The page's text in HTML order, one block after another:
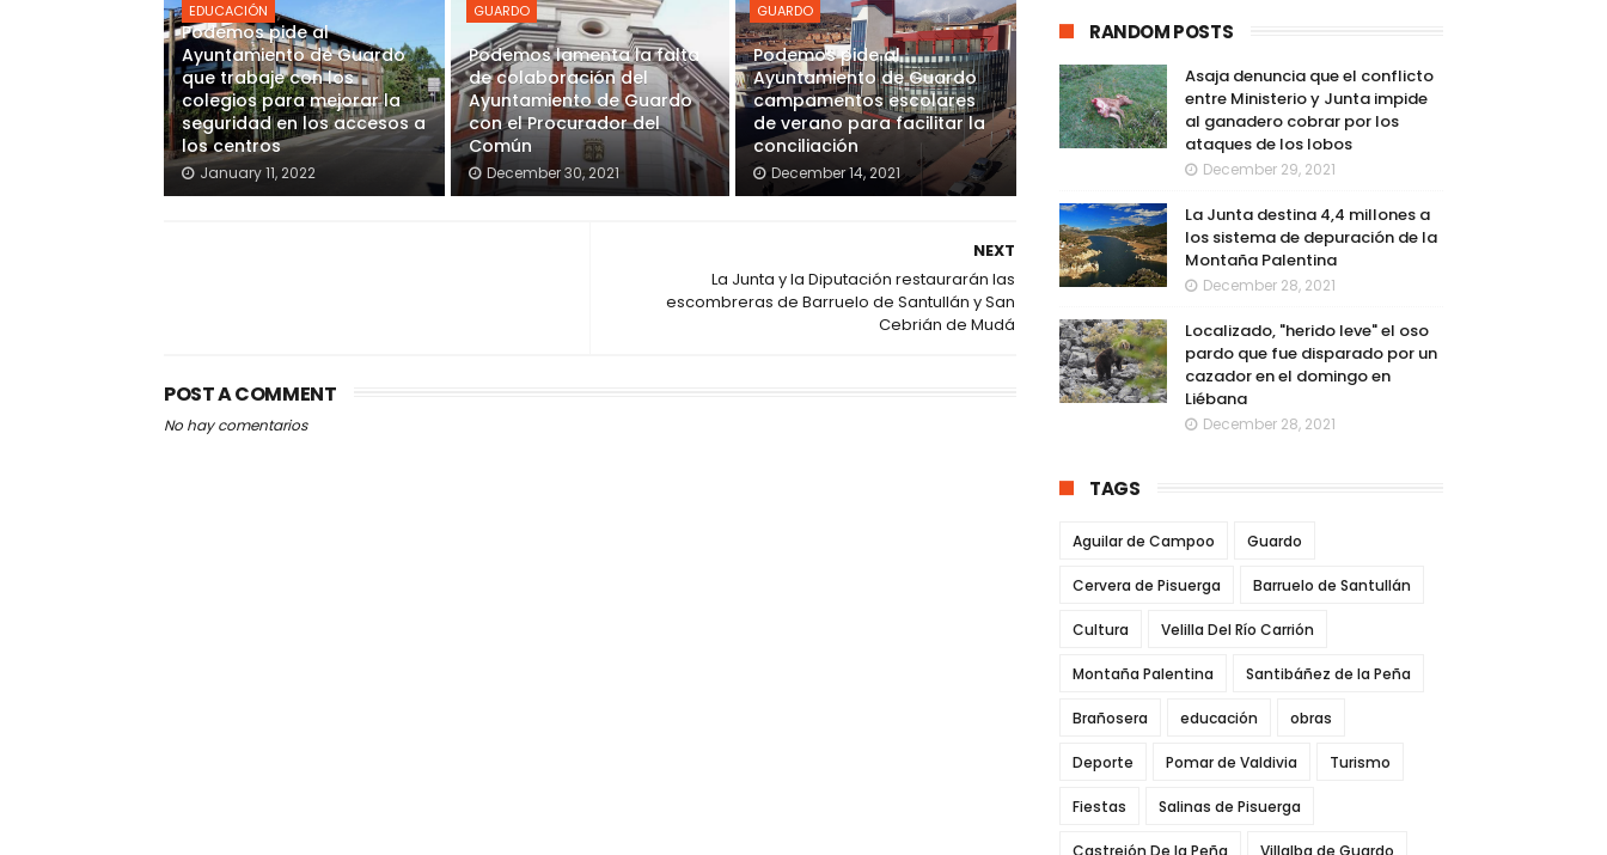
EDUCACIÓN
Podemos pide al
Ayuntamiento de Guardo
que trabaje con los
colegios para mejorar la
seguridad en los accesos a
los centros
January 11, 2022
GUARDO
Podemos lamenta la falta
de colaboración del
Ayuntamiento de Guardo
con el Procurador del
Común
December 30, 2021
GUARDO
Podemos pide al
Ayuntamiento de Guardo
campamentos escolares
de verano para facilitar la
conciliación
December 14, 2021
NEXT
La Junta y la Diputación restaurarán las
escombreras de Barruelo de Santullán y San
Cebrián de Mudá
POST A COMMENT
No hay comentarios
RANDOM POSTS
Asaja denuncia que el conflicto
entre Ministerio y Junta impide
al ganadero cobrar por los
ataques de los lobos
December 29, 2021
La Junta destina 4,4 millones a
los sistema de depuración de la
Montaña Palentina
December 28, 2021
Localizado, "herido leve" el oso
pardo que fue disparado por un
cazador en el domingo en
Liébana
December 28, 2021
TAGS
Aguilar de Campoo Guardo
Cervera de Pisuerga Barruelo de Santullán
Cultura Velilla Del Río Carrión
Montaña Palentina Santibáñez de la Peña
Brañosera educación obras
Deporte Pomar de Valdivia Turismo
Fiestas Salinas de Pisuerga
Castrejón De la Peña Villalba de Guardo